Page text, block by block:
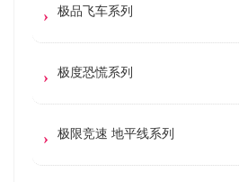
极品飞车系列
极度恐慌系列
极限竞速 地平线系列